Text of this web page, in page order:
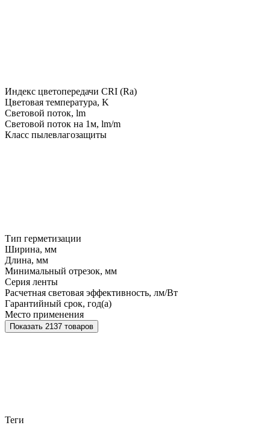
Индекс цветопередачи CRI (Ra)
Цветовая температура, K
Световой поток, lm
Световой поток на 1м, lm/m
Класс пылевлагозащиты
Тип герметизации
Ширина, мм
Длина, мм
Минимальный отрезок, мм
Серия ленты
Расчетная световая эффективность, лм/Вт
Гарантийный срок, год(а)
Место применения
Показать 2137 товаров
Теги